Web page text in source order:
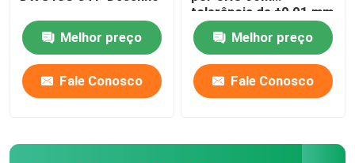
Melhor preço
Fale Conosco
tolerância de ±0,01 mm
Melhor preço
Fale Conosco